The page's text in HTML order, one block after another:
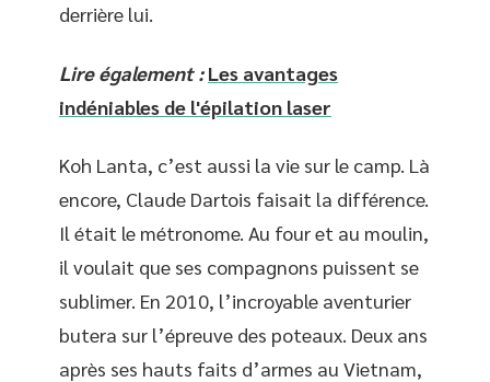
derrière lui.
Lire également : Les avantages
indéniables de l'épilation laser
Koh Lanta, c’est aussi la vie sur le camp. Là
encore, Claude Dartois faisait la différence.
Il était le métronome. Au four et au moulin,
il voulait que ses compagnons puissent se
sublimer. En 2010, l’incroyable aventurier
butera sur l’épreuve des poteaux. Deux ans
après ses hauts faits d’armes au Vietnam,